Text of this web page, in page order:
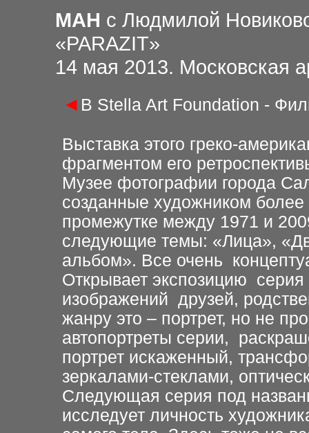
МАН с Людмилой
«PARAZIT»
14 мая 2013. Московская
◄ В Stella Art Foundation -
Выставка этого греко-
фрагментом его
Музее фотографии города
созданные художником более
промежутке между 1971 и
следующие темы: «Лица»,
альбом». Все очень
Открывает экспозицию
изображений друзей,
жанру это – портрет, но не
автопортреты серии,
портрет искаженный,
зеркалами-стеклами,
Следующая серия под
исследует личность